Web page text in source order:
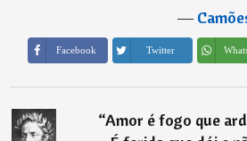
―
Facebook Twitter
“Amor é fogo que